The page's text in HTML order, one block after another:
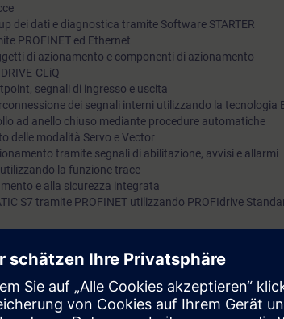
azionamento SINAMICS
parametri del controller ad
applicazione e utilizzare gli
guasto.
dei dati e diagnostica tramite Software STARTER
PROFINET ed Ethernet
di azionamento e componenti di azionamento
CLiQ
segnali di ingresso e uscita
dei segnali interni utilizzando la tecnologia
ad anello chiuso mediante procedure automatiche
delle modalità Servo e Vector
tramite segnali di abilitazione, avvisi e allarmi
la funzione trace
e alla sicurezza integrata
S7 tramite PROFINET utilizzando PROFIdrive
approfondite con numerosi esercizi pratici su un